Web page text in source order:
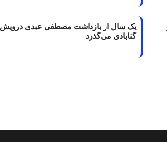
یک سال از بازداشت مصطفی عبدی درویش
گنابادی می‌گذرد